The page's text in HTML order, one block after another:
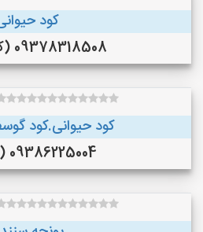
کود
09378318508 (کرمانشاه )
کود حیوانی.کود
09386225004 (کرمان )